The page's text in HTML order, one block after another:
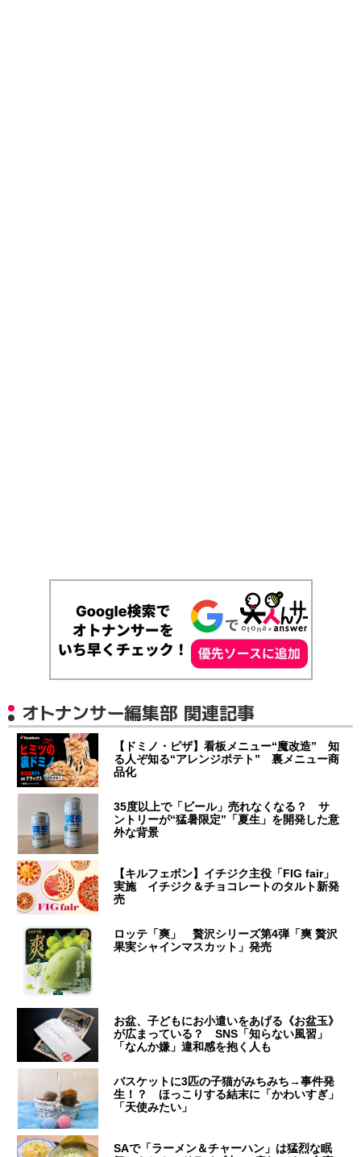
オトナンサー編集部 関連記事
【ドミノ・ピザ】看板メニュー“魔改造” 知
る人ぞ知る“アレンジポテト” 裏メニュー商
品化
35度以上で「ビール」売れなくなる？ サ
ントリーが“猛暑限定”「夏生」を開発した意
外な背景
【キルフェボン】イチジク主役「FIG fair」
実施 イチジク＆チョコレートのタルト新発
売
ロッテ「爽」 贅沢シリーズ第4弾「爽 贅沢
果実シャインマスカット」発売
お盆、子どもにお小遣いをあげる《お盆玉》
が広まっている？ SNS「知らない風習」
「なんか嫌」違和感を抱く人も
バスケットに3匹の子猫がみちみち→事件発
生！？ ほっこりする結末に「かわいすぎ」
「天使みたい」
SAで「ラーメン＆チャーハン」は猛烈な眠